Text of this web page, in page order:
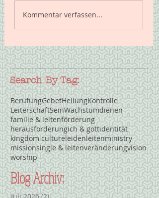
Kommentar verfassen...
Search By Tag:
BerufungGebetHeilungKontrolle
LeiterschaftSeinWachstumdienen
familie & leitenförderung
herausforderungich & gottidentität
kingdom cultureleidenleitenministry
missionsingle & leitenveränderungvision
worship
Blog Archiv:
Juli 2026 (2)2 Beiträge